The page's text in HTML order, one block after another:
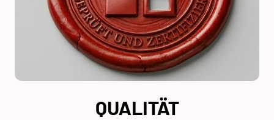
QUALITÄT